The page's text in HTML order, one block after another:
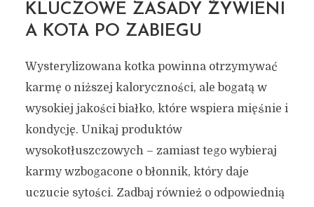
KLUCZOWE ZASADY ŻYWIENI
A KOTA PO ZABIEGU
Wysterylizowana kotka powinna otrzymywać
karmę o niższej kaloryczności, ale bogatą w
wysokiej jakości białko, które wspiera mięśnie i
kondycję. Unikaj produktów
wysokotłuszczowych – zamiast tego wybieraj
karmy wzbogacone o błonnik, który daje
uczucie sytości. Zadbaj również o odpowiednią